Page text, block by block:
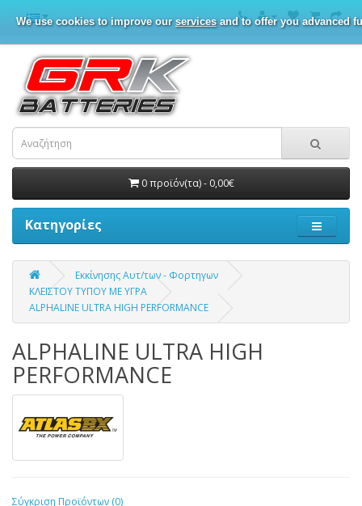
We use cookies to improve our servicesand to offer you advanced
0 προϊόν(τα) - 0,00€
Κατηγορίες
Εκκίνησης Αυτ/των - Φορτηγων
ΚΛΕΙΣΤΟΥ ΤΥΠΟΥ ΜΕ ΥΓΡΑ
ALPHALINE ULTRA HIGH PERFORMANCE
ALPHALINE ULTRA HIGH
PERFORMANCE
Σύγκριση Προϊόντων (0)